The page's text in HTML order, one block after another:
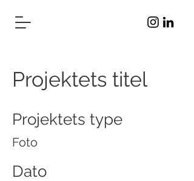
Projektets titel
Projektets type
Foto
Dato